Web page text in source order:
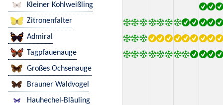
Kleiner Kohlweißling
Zitronenfalter
Admiral
Tagpfauenauge
Großes Ochsenauge
Brauner Waldvogel
Hauhechel-Bläuling